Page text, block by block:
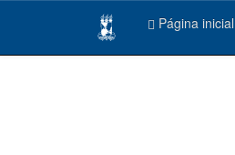
Página inicial